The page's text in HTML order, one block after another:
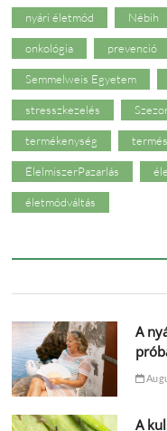
nyári életmód Nébih
onkológia prevenció
Semmelweis Egyetem
stresszkezelés
termékenység
ÉlelmiszerPazarlás
életmódváltás
A
A